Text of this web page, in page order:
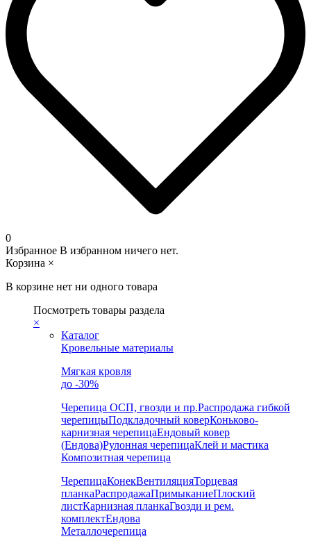
0
Избранное В избранном ничего нет.
Корзина ×
В корзине нет ни одного товара
Посмотреть товары раздела
×
Каталог
Кровельные материалы
Мягкая кровля
до -30%
Черепица ОСП, гвозди и пр.Распродажа гибкой
черепицыПодкладочный коверКоньково-
карнизная черепицаЕндовый ковер
(Ендова)Рулонная черепицаКлей и мастика
Композитная черепица
ЧерепицаКонекВентиляцияТорцевая
планкаРаспродажаПримыканиеПлоский
листКарнизная планкаГвозди и рем.
комплектЕндова
Металлочерепица